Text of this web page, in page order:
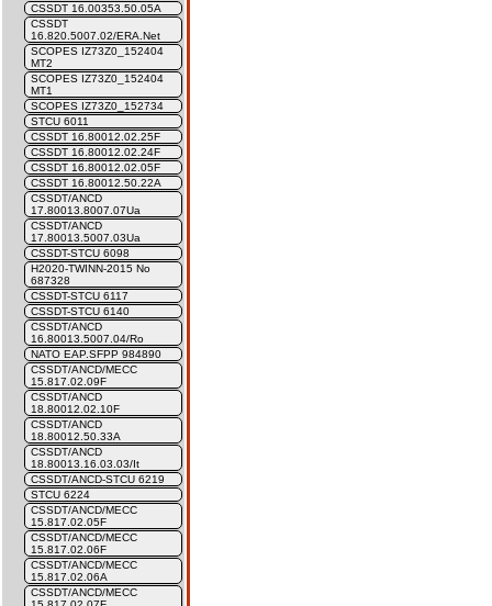
CSSDT 16.00353.50.05A
CSSDT
16.820.5007.02/ERA.Net
SCOPES IZ73Z0_152404
MT2
SCOPES IZ73Z0_152404
MT1
SCOPES IZ73Z0_152734
STCU 6011
CSSDT 16.80012.02.25F
CSSDT 16.80012.02.24F
CSSDT 16.80012.02.05F
CSSDT 16.80012.50.22A
CSSDT/ANCD
17.80013.8007.07Ua
CSSDT/ANCD
17.80013.5007.03Ua
CSSDT-STCU 6098
H2020-TWINN-2015 No
687328
CSSDT-STCU 6117
CSSDT-STCU 6140
CSSDT/ANCD
16.80013.5007.04/Ro
NATO EAP.SFPP 984890
CSSDT/ANCD/MECC
15.817.02.09F
CSSDT/ANCD
18.80012.02.10F
CSSDT/ANCD
18.80012.50.33A
CSSDT/ANCD
18.80013.16.03.03/It
CSSDT/ANCD-STCU 6219
STCU 6224
CSSDT/ANCD/MECC
15.817.02.05F
CSSDT/ANCD/MECC
15.817.02.06F
CSSDT/ANCD/MECC
15.817.02.06A
CSSDT/ANCD/MECC